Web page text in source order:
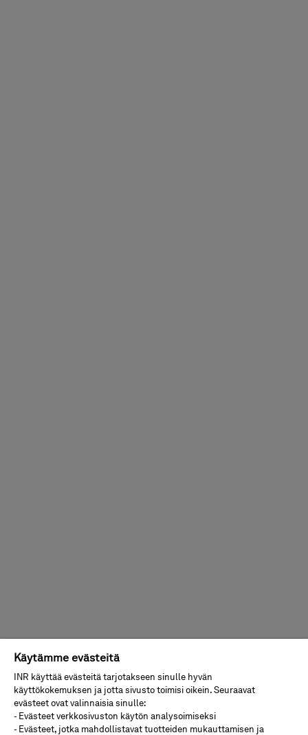
Käytämme evästeitä
INR käyttää evästeitä tarjotakseen sinulle hyvän
käyttökokemuksen ja jotta sivusto toimisi oikein. Seuraavat
evästeet ovat valinnaisia sinulle:
- Evästeet verkkosivuston käytön analysoimiseksi
- Evästeet, jotka mahdollistavat tuotteiden mukauttamisen ja